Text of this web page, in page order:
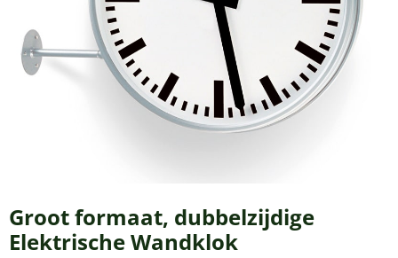
Groot formaat, dubbelzijdige
Elektrische Wandklok